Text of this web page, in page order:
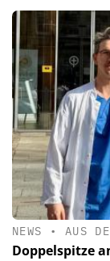
NEWS • AUS
Doppelspitze